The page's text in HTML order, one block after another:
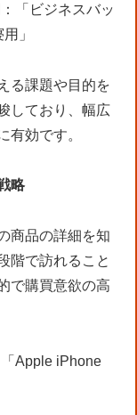
「ビジネスバッ
」
る課題や目的を
しており、幅広
有効です。
略
商品の詳細を知
階で訪れること
で購買意欲の高
Apple iPhone